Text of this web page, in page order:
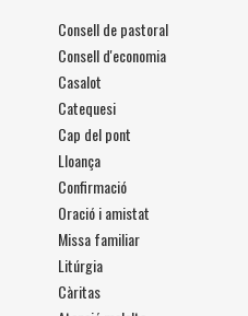
Consell de pastoral
Consell d'economia
Casalot
Catequesi
Cap del pont
Lloança
Confirmació
Oració i amistat
Missa familiar
Litúrgia
Càritas